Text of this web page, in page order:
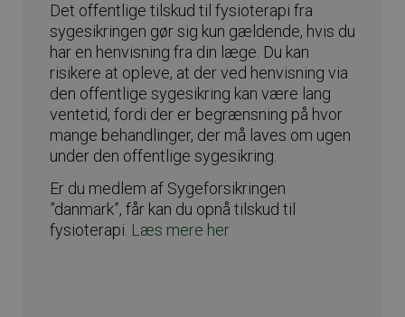
Det offentlige tilskud til fysioterapi fra
sygesikringen gør sig kun gældende, hvis du
har en henvisning fra din læge. Du kan
risikere at opleve, at der ved henvisning via
den offentlige sygesikring kan være lang
ventetid, fordi der er begrænsning på hvor
mange behandlinger, der må laves om ugen
under den offentlige sygesikring.
Er du medlem af Sygeforsikringen
”danmark”, får kan du opnå tilskud til
fysioterapi. Læs mere her